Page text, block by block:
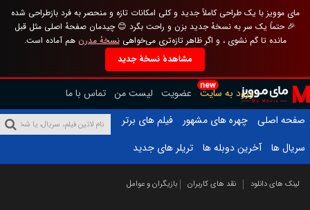
مای موویز با یک طراحی کاملاً جدید و کلی امکانات تازه و منحصر به فرد بازطراحی شده
🎉 حتماً یک سر به نسخهٔ جدید بزن و راحت بگرد 😊 چیدمان صفحهٔ اصلی مثل قبل
مانده تا گم نشوی ، و اگر ظاهر تازه‌تری می‌خواهینسخهٔ مدرن هم آماده است.
مشاهدهٔ نسخهٔ جدید
new
ورود به سایت عضویت لیست من تماس با ما
صفحه اصلی
چهره های مشهور
فیلم های برتر
سریال ها
آخرین دوبله ها تریلر های جدید
لینک های دانلود نقد های کاربران بازیگران و عوامل